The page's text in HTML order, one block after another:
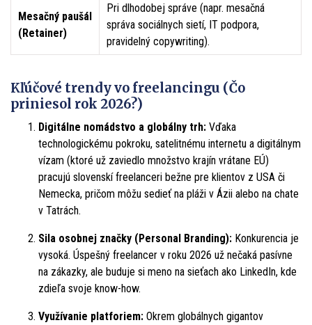
Mesačný paušál
(Retainer)
Pri dlhodobej správe (napr. mesačná
správa sociálnych sietí, IT podpora,
pravidelný copywriting).
Kľúčové trendy vo freelancingu (Čo
priniesol rok 2026?)
Digitálne nomádstvo a globálny trh: Vďaka
technologickému pokroku, satelitnému internetu a digitálnym
vízam (ktoré už zaviedlo množstvo krajín vrátane EÚ)
pracujú slovenskí freelanceri bežne pre klientov z USA či
Nemecka, pričom môžu sedieť na pláži v Ázii alebo na chate
v Tatrách.
Sila osobnej značky (Personal Branding): Konkurencia je
vysoká. Úspešný freelancer v roku 2026 už nečaká pasívne
na zákazky, ale buduje si meno na sieťach ako LinkedIn, kde
zdieľa svoje know-how.
Využívanie platforiem: Okrem globálnych gigantov